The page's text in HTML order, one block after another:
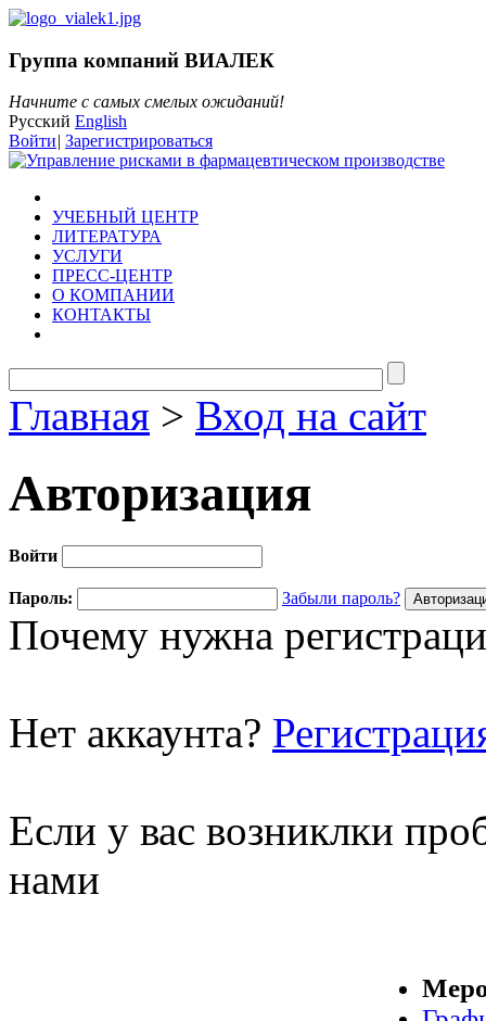
Группа компаний ВИАЛЕК
Начните с самых смелых ожиданий!
Русский English
Войти| Зарегистрироваться
УЧЕБНЫЙ ЦЕНТР
ЛИТЕРАТУРА
УСЛУГИ
ПРЕСС-ЦЕНТР
О КОМПАНИИ
КОНТАКТЫ
Главная > Вход на сайт
Авторизация
Войти
Пароль: Забыли пароль?
Почему нужна
Нет аккаунта?
Если у вас возниклки
нами